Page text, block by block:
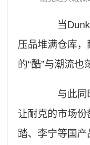
当Dunk
压品堆满仓库
的“酷”与潮流也
与此同时
让耐克的市场
踏、李宁等国